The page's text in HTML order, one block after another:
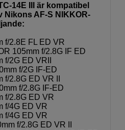
14E III är kompatibel
Nikons AF-S NIKKOR-
f/2.8E FL ED VR
105mm f/2.8G IF ED
2G ED VRII
f/2G IF-ED
2.8G ED VR II
f/2.8G IF-ED
f/2.8G ED VR
f/4G ED VR
f/4G ED VR
f/2.8G ED VR II